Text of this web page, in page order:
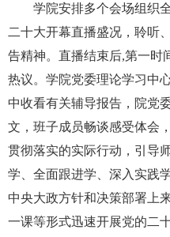
学院安排多个会场组织
二十大开幕直播盛况，聆听
告精神。直播结束后,第一时
热议。学院党委理论学习中
中收看有关辅导报告，院党
文，班子成员畅谈感受体会
贯彻落实的实际行动，引导
学、全面跟进学、深入实践
中央大政方针和决策部署上
一课等形式迅速开展党的二